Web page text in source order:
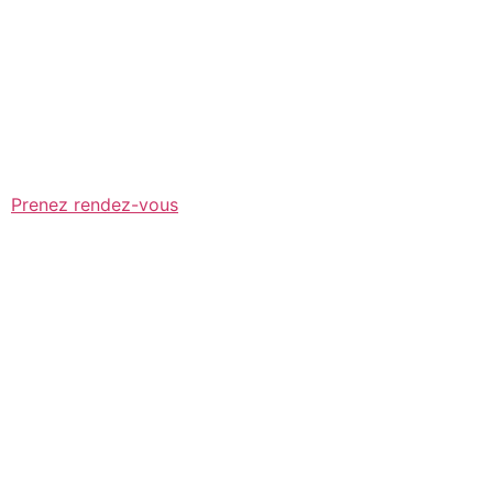
Prenez rendez-vous